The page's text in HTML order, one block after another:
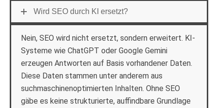
Wird SEO durch KI ersetzt?
Nein, SEO wird nicht ersetzt, sondern erweitert. KI-
Systeme wie ChatGPT oder Google Gemini
erzeugen Antworten auf Basis vorhandener Daten.
Diese Daten stammen unter anderem aus
suchmaschinenoptimierten Inhalten. Ohne SEO
gäbe es keine strukturierte, auffindbare Grundlage